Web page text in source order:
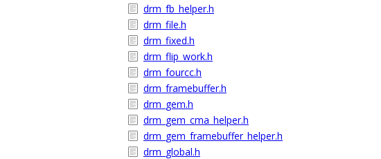
drm_fb_helper.h
drm_file.h
drm_fixed.h
drm_flip_work.h
drm_fourcc.h
drm_framebuffer.h
drm_gem.h
drm_gem_cma_helper.h
drm_gem_framebuffer_helper.h
drm_global.h